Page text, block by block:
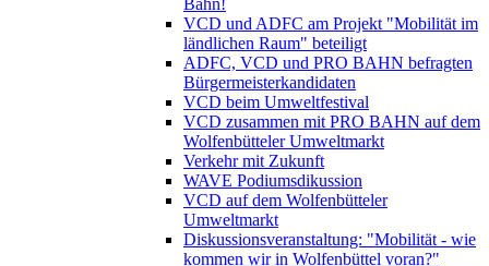
Bahn!
VCD und ADFC am Projekt "Mobilität im
ländlichen Raum" beteiligt
ADFC, VCD und PRO BAHN befragten
Bürgermeisterkandidaten
VCD beim Umweltfestival
VCD zusammen mit PRO BAHN auf dem
Wolfenbütteler Umweltmarkt
Verkehr mit Zukunft
WAVE Podiumsdikussion
VCD auf dem Wolfenbütteler
Umweltmarkt
Diskussionsveranstaltung: "Mobilität - wie
kommen wir in Wolfenbüttel voran?"